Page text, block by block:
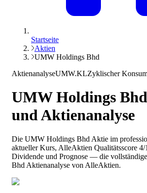
Startseite
Aktien
UMW Holdings Bhd
AktienanalyseUMW.KLZyklischer
UMW Holdings Bhd
und Aktienanalyse
Die UMW Holdings Bhd Aktie im
aktueller Kurs, AlleAktien Qualitätsscore 4/
Dividende und Prognose — die vollständige
Bhd Aktienanalyse von AlleAktien.